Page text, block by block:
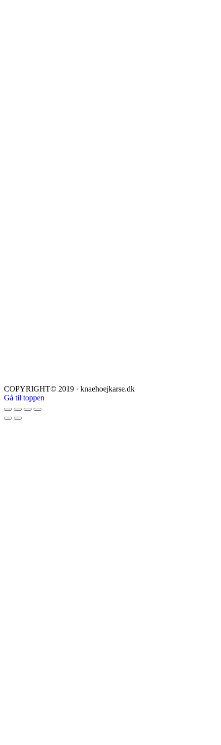
COPYRIGHT© 2019 · knaehoejkarse.dk
Gå til toppen